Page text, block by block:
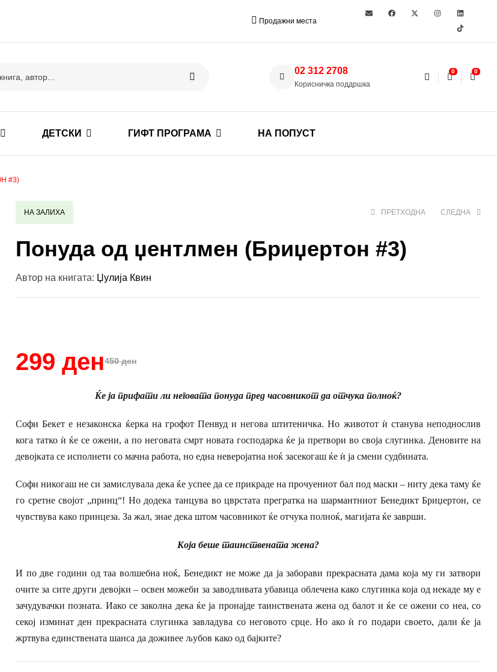
Продажни места
02 312 2708
Корисничка поддршка
0 0
ДЕТСКИ ГИФТ ПРОГРАМА НА ПОПУСТ
#3)
НА ЗАЛИХА ПРЕТХОДНА
1.299 ден
СЛЕДНА
520 ден
Понуда од џентлмен (Бриџертон #3)
Автор на книгата: Џулија Квин
450 ден
299 ден
Ќе ја прифати ли неговата понуда пред часовникот да отчука полноќ?
Софи Бекет е незаконска ќерка на грофот Пенвуд и негова штитеничка. Но животот ѝ станува неподнослив
кога татко ѝ ќе се ожени, а по неговата смрт новата господарка ќе ја претвори во своја слугинка. Деновите на
девојката се исполнети со мачна работа, но една неверојатна ноќ засекогаш ќе ѝ ја смени судбината.
Софи никогаш не си замислувала дека ќе успее да се прикраде на прочуениот бал под маски – ниту дека таму ќе
го сретне својот „принц“! Но додека танцува во цврстата прегратка на шармантниот Бенедикт Бриџертон, се
чувствува како принцеза. За жал, знае дека штом часовникот ќе отчука полноќ, магијата ќе заврши.
Која беше таинствената жена?
И по две години од таа волшебна ноќ, Бенедикт не може да ја заборави прекрасната дама која му ги затвори
очите за сите други девојки – освен можеби за заводливата убавица облечена како слугинка која од некаде му е
зачудувачки позната. Иако се заколна дека ќе ја пронајде таинствената жена од балот и ќе се ожени со неа, со
секој изминат ден прекрасната слугинка завладува со неговото срце. Но ако ѝ го подари своето, дали ќе ја
жртвува единствената шанса да доживее љубов како од бајките?